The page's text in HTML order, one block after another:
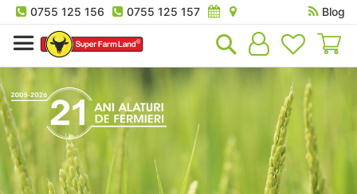
0755 125 156 0755 125 157
Blog